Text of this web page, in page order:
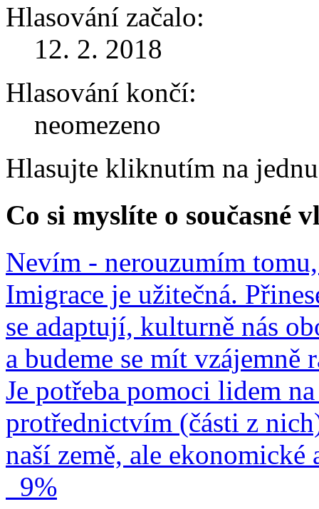
Hlasování začalo:
12. 2. 2018
Hlasování končí:
neomezeno
Hlasujte kliknutím na
Co si myslíte o současné
Nevím - nerouzumím
Imigrace je užitečná.
se adaptují, kulturně nás
a budeme se mít vzájemně
Je potřeba pomoci lidem
protřednictvím (části z
naší země, ale
9%